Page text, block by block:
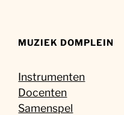
MUZIEK DOMPLEIN
Instrumenten
Docenten
Samenspel